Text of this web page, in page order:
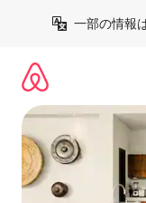
一部の情報